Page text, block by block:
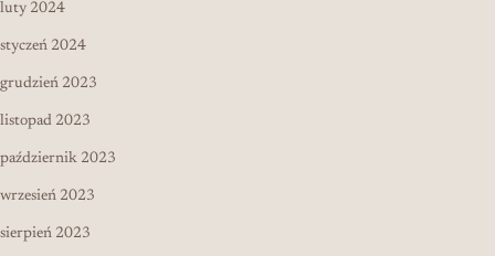
luty 2024
styczeń 2024
grudzień 2023
listopad 2023
październik 2023
wrzesień 2023
sierpień 2023